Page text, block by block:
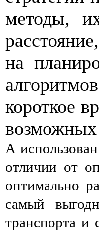
методы,
на
короткое
возможных
А
отличии от
оптимально
самый
транспорта и